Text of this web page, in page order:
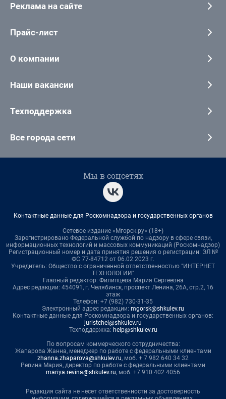
Реклама на сайте
Прайс-лист
О компании
Наши вакансии
Техподдержка
Все города сети
Мы в соцсетях
Контактные данные для Роскомнадзора и государственных органов
Сетевое издание «Мгорск.ру» (18+)
Зарегистрировано Федеральной службой по надзору в сфере связи,
информационных технологий и массовых коммуникаций (Роскомнадзор)
Регистрационный номер и дата принятия решения о регистрации: ЭЛ №
ФС 77-84712 от 06.02.2023 г.
Учредитель: Общество с ограниченной ответственностью "ИНТЕРНЕТ
ТЕХНОЛОГИИ"
Главный редактор: Филипцева Мария Сергеевна
Адрес редакции: 454091, г. Челябинск, проспект Ленина, 26А, стр.2, 16
этаж
Телефон: +7 (982) 730-31-35
Электронный адрес редакции: mgorsk@shkulev.ru
Контактные данные для Роскомнадзора и государственных органов:
juristchel@shkulev.ru
Техподдержка: help@shkulev.ru
По вопросам коммерческого сотрудничества:
Жапарова Жанна, менеджер по работе с федеральными клиентами
zhanna.zhaparova@shkulev.ru, моб. + 7 982 640 34 32
Ревина Мария, директор по работе с федеральными клиентами
mariya.revina@shkulev.ru, моб. +7 910 402 4056
Редакция сайта не несет ответственности за достоверность